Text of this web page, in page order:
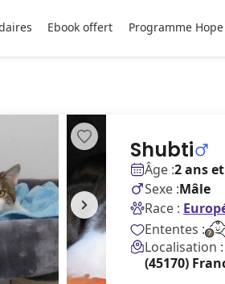
Ebook offert Programme Hope
Shubti
Âge :2 ans
Sexe :Mâle
Race :
Ententes :
Localisation :
(45170)